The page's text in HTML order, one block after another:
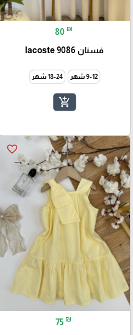
80 ₪
فستان lacoste 9086
9-12 شهر 18-24 شهر
add_shopping_cart
favorite_border
75 ₪